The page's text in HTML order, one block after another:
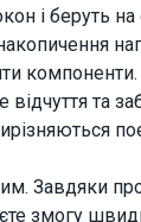
і беруть
та
Завдяки
змогу